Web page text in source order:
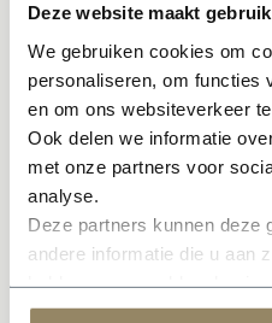
Deze website maakt
We gebruiken cookies om
personaliseren, om functies
en om ons websiteverkeer
Ook delen we informatie
met onze partners voor
analyse.
Deze partners kunnen deze
andere informatie die u aan
services.
Sfeervol en
Onderhoudsvriendelijk
Specificaties
Gerelateerde